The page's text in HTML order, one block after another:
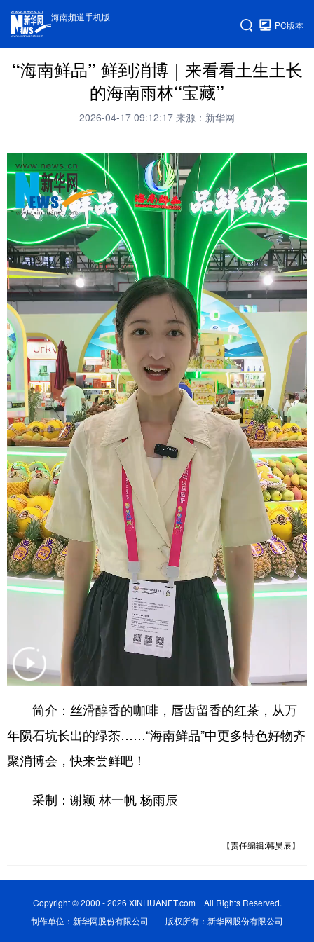
海南频道手机版
PC版本
“海南鲜品” 鲜到消博｜来看看土生土长
的海南雨林“宝藏”
2026-04-17 09:12:17 来源：新华网
简介：丝滑醇香的咖啡，唇齿留香的红茶，从万
年陨石坑长出的绿茶……“海南鲜品”中更多特色好物齐
聚消博会，快来尝鲜吧！
采制：谢颖 林一帆 杨雨辰
【责任编辑:韩昊辰】
Copyright © 2000 - 2026 XINHUANET.com All Rights Reserved.
制作单位：新华网股份有限公司 版权所有：新华网股份有限公司